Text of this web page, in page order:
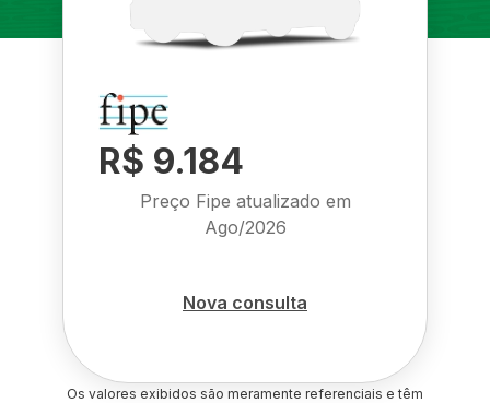
R$ 9.184
Preço Fipe atualizado em
Ago/2026
Nova consulta
Os valores exibidos são meramente referenciais e têm